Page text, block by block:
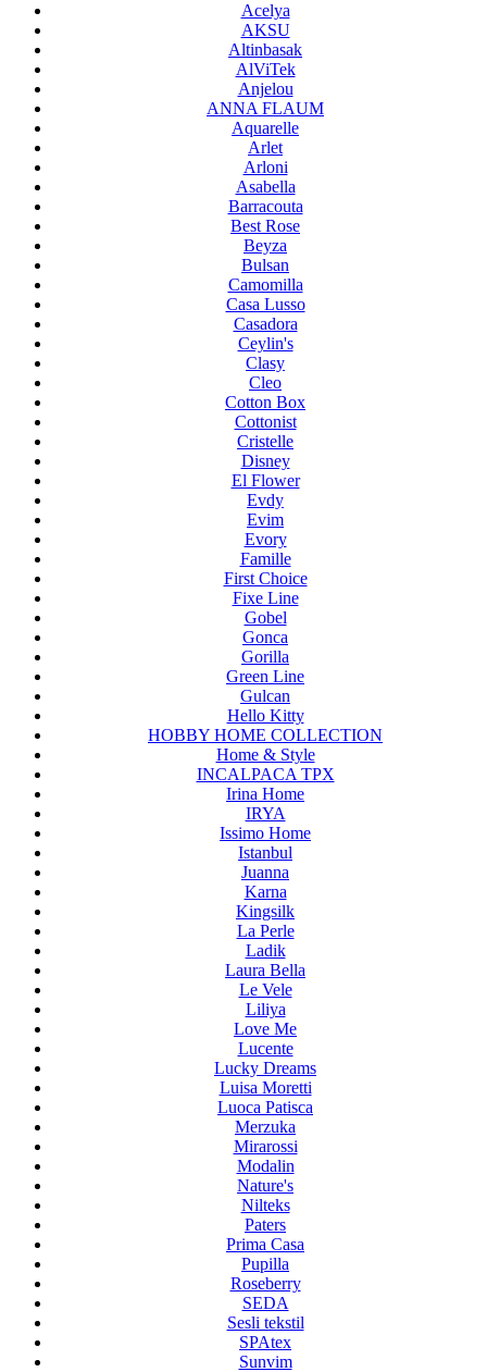
Acelya
AKSU
Altinbasak
AlViTek
Anjelou
ANNA FLAUM
Aquarelle
Arlet
Arloni
Asabella
Barracouta
Best Rose
Beyza
Bulsan
Camomilla
Casa Lusso
Casadora
Ceylin's
Clasy
Cleo
Cotton Box
Cottonist
Cristelle
Disney
El Flower
Evdy
Evim
Evory
Famille
First Choice
Fixe Line
Gobel
Gonca
Gorilla
Green Line
Gulcan
Hello Kitty
HOBBY HOME COLLECTION
Home & Style
INCALPACA TPX
Irina Home
IRYA
Issimo Home
Istanbul
Juanna
Karna
Kingsilk
La Perle
Ladik
Laura Bella
Le Vele
Liliya
Love Me
Lucente
Lucky Dreams
Luisa Moretti
Luoca Patisca
Merzuka
Mirarossi
Modalin
Nature's
Nilteks
Paters
Prima Casa
Pupilla
Roseberry
SEDA
Sesli tekstil
SPAtex
Sunvim